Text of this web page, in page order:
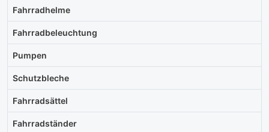
Fahrradhelme
Fahrradbeleuchtung
Pumpen
Schutzbleche
Fahrradsättel
Fahrradständer